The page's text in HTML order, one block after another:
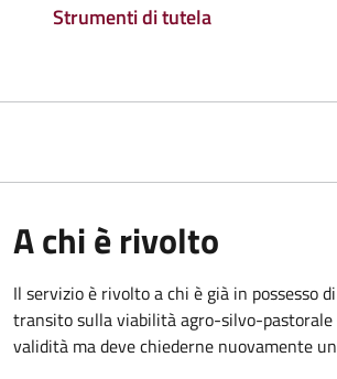
Strumenti di tutela
A chi è rivolto
Il servizio è rivolto a chi è già in possesso
transito sulla viabilità agro-silvo-pastorale
validità ma deve chiederne nuovamente